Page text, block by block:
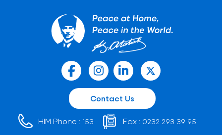
Contact Us
HIM Phone : 153 Fax : 0232 293 39 95